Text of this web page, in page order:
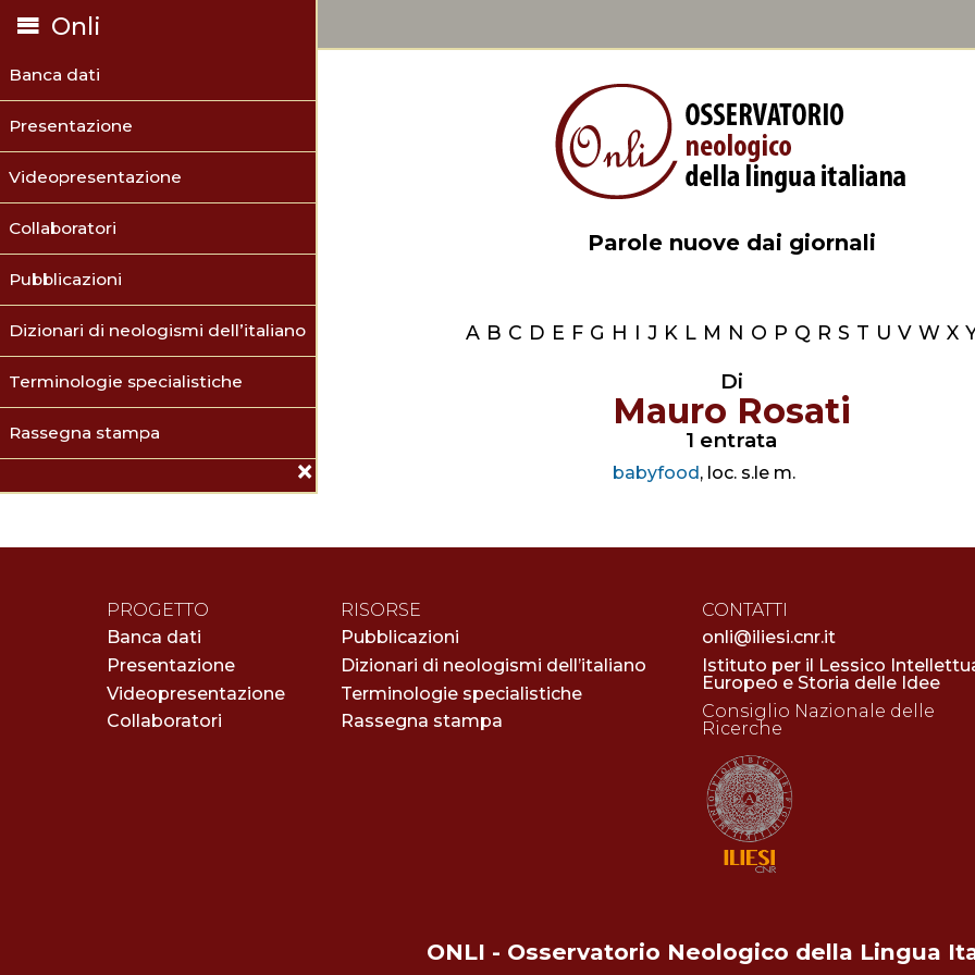
Onli
Banca dati
Presentazione
Videopresentazione
Collaboratori
Pubblicazioni
Dizionari di neologismi dell’italiano
Terminologie specialistiche
Rassegna stampa
Parole nuove dai giornali
A B C D E F G H I J K L M N O P Q R S T U V W X
Di
Mauro Rosati
1 entrata
babyfood , loc. s.le m.
PROGETTO
Banca dati
Presentazione
Videopresentazione
Collaboratori
RISORSE
Pubblicazioni
Dizionari di neologismi dell’italiano
Terminologie specialistiche
Rassegna stampa
CONTATTI
onli@iliesi.cnr.it
Istituto per il Lessico
Europeo e Storia delle Idee
Consiglio Nazionale delle
Ricerche
ONLI - Osservatorio Neologico della Lingua